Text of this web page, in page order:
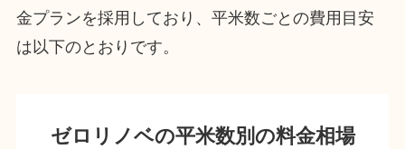
金プランを採用しており、平米数ごとの費用目安
は以下のとおりです。
ゼロリノベの平米数別の料金相場